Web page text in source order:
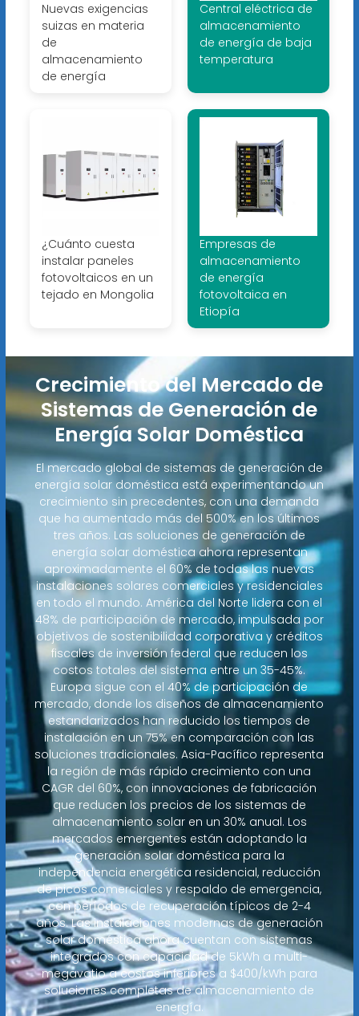
Nuevas exigencias
suizas en materia
de
almacenamiento
de energía
Central eléctrica de
almacenamiento
de energía de baja
temperatura
¿Cuánto cuesta
instalar paneles
fotovoltaicos en un
tejado en Mongolia
Empresas de
almacenamiento
de energía
fotovoltaica en
Etiopía
Crecimiento del Mercado de
Sistemas de Generación de
Energía Solar Doméstica
El mercado global de sistemas de generación de
energía solar doméstica está experimentando un
crecimiento sin precedentes, con una demanda
que ha aumentado más del 500% en los últimos
tres años. Las soluciones de generación de
energía solar doméstica ahora representan
aproximadamente el 60% de todas las nuevas
instalaciones solares comerciales y residenciales
en todo el mundo. América del Norte lidera con el
48% de participación de mercado, impulsada por
objetivos de sostenibilidad corporativa y créditos
fiscales de inversión federal que reducen los
costos totales del sistema entre un 35-45%.
Europa sigue con el 40% de participación de
mercado, donde los diseños de almacenamiento
estandarizados han reducido los tiempos de
instalación en un 75% en comparación con las
soluciones tradicionales. Asia-Pacífico representa
la región de más rápido crecimiento con una
CAGR del 60%, con innovaciones de fabricación
que reducen los precios de los sistemas de
almacenamiento solar en un 30% anual. Los
mercados emergentes están adoptando la
generación solar doméstica para la
independencia energética residencial, reducción
de picos comerciales y respaldo de emergencia,
con períodos de recuperación típicos de 2-4
años. Las instalaciones modernas de generación
solar doméstica ahora cuentan con sistemas
integrados con capacidad de 5kWh a multi-
megavatio a costos inferiores a $400/kWh para
soluciones completas de almacenamiento de
energía.